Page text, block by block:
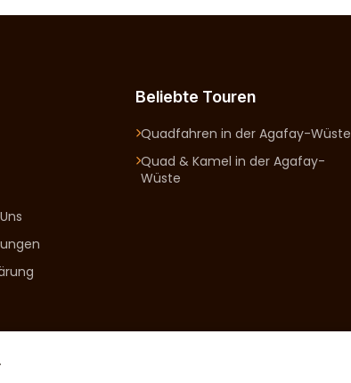
Beliebte Touren
Quadfahren in der Agafay-Wüste
Quad & Kamel in der Agafay-
Wüste